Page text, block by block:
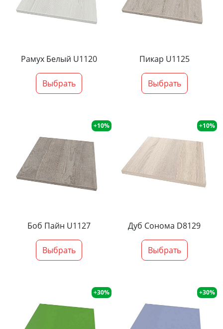
Рамух Белый U1120
Выбрать
Пикар U1125
Выбрать
+10%
Боб Пайн U1127
Выбрать
+10%
Дуб Сонома D8129
Выбрать
+30% +30%